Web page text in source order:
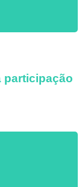
participação